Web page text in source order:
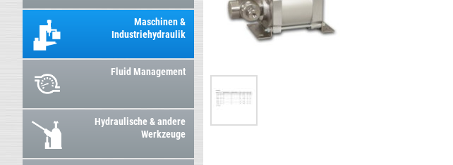
Maschinen &
Industriehydraulik
Fluid Management
Hydraulische & andere
Werkzeuge